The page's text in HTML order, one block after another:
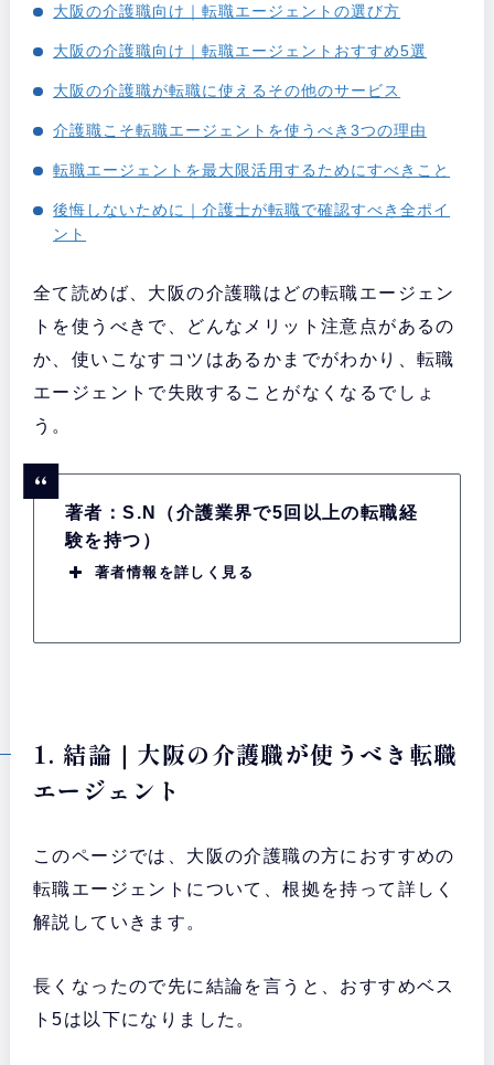
大阪の介護職向け｜転職エージェントの選び方
大阪の介護職向け｜転職エージェントおすすめ5選
大阪の介護職が転職に使えるその他のサービス
介護職こそ転職エージェントを使うべき3つの理由
転職エージェントを最大限活用するためにすべきこと
後悔しないために｜介護士が転職で確認すべき全ポイ
ント
全て読めば、大阪の介護職はどの転職エージェン
トを使うべきで、どんなメリット注意点があるの
か、使いこなすコツはあるかまでがわかり、転職
エージェントで失敗することがなくなるでしょ
う。
著者：S.N（介護業界で5回以上の転職経
験を持つ）
著者情報を詳しく見る
1. 結論｜大阪の介護職が使うべき転職
エージェント
このページでは、大阪の介護職の方におすすめの
転職エージェントについて、根拠を持って詳しく
解説していきます。
長くなったので先に結論を言うと、おすすめベス
ト5は以下になりました。